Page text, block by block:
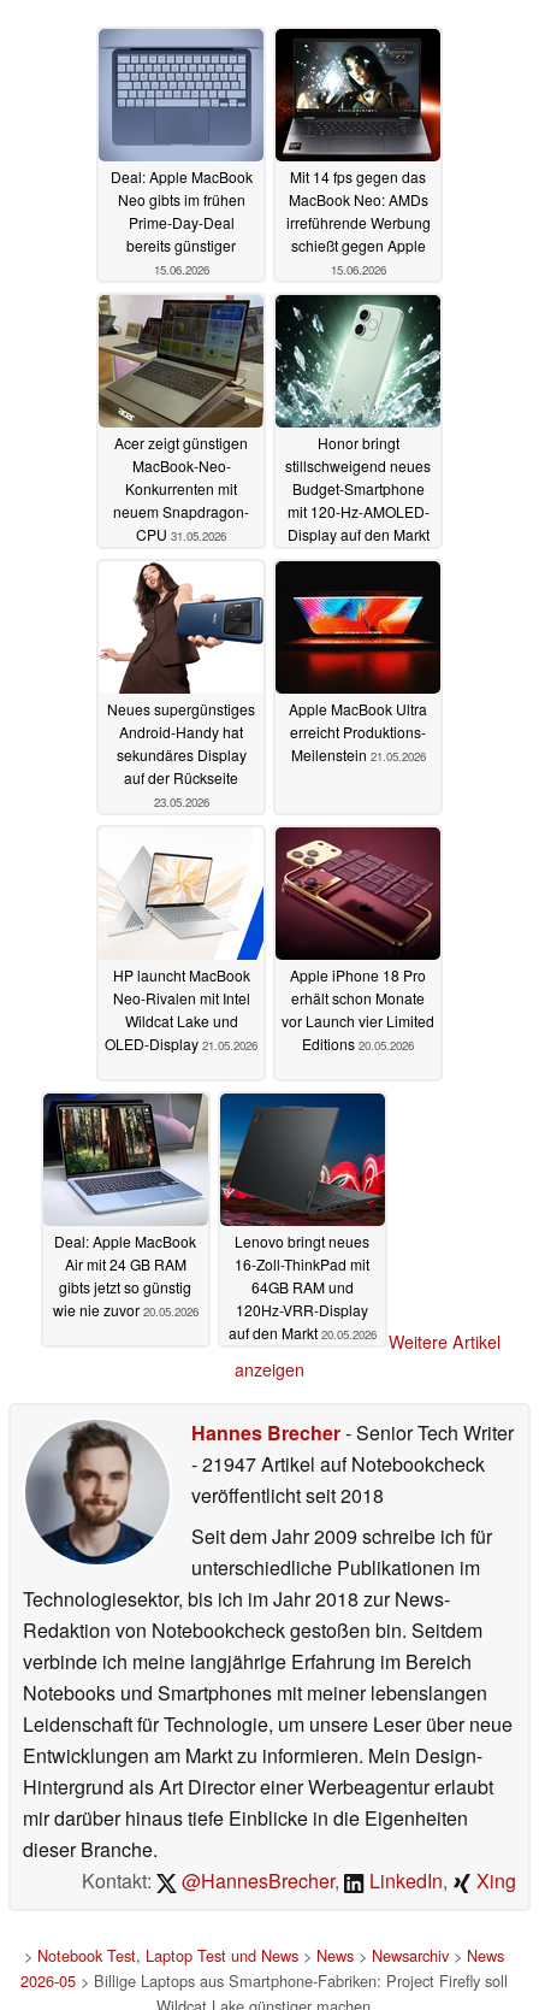
Deal: Apple MacBook
Neo gibts im frühen
Prime-Day-Deal
bereits günstiger
15.06.2026
Mit 14 fps gegen das
MacBook Neo: AMDs
irreführende Werbung
schießt gegen Apple
15.06.2026
Acer zeigt günstigen
MacBook-Neo-
Konkurrenten mit
neuem Snapdragon-
CPU 31.05.2026
Honor bringt
stillschweigend neues
Budget-Smartphone
mit 120-Hz-AMOLED-
Display auf den Markt
26.05.2026
Neues supergünstiges
Android-Handy hat
sekundäres Display
auf der Rückseite
23.05.2026
Apple MacBook Ultra
erreicht Produktions-
Meilenstein 21.05.2026
HP launcht MacBook
Neo-Rivalen mit Intel
Wildcat Lake und
OLED-Display 21.05.2026
Apple iPhone 18 Pro
erhält schon Monate
vor Launch vier Limited
Editions 20.05.2026
Deal: Apple MacBook
Air mit 24 GB RAM
gibts jetzt so günstig
wie nie zuvor 20.05.2026
Lenovo bringt neues
16-Zoll-ThinkPad mit
64GB RAM und
120Hz-VRR-Display
auf den Markt 20.05.2026
Weitere Artikel
anzeigen
Hannes Brecher- Senior Tech Writer
- 21947 Artikel auf Notebookcheck
veröffentlichtseit 2018
Seit dem Jahr 2009 schreibe ich für
unterschiedliche Publikationen im
Technologiesektor, bis ich im Jahr 2018 zur News-
Redaktion von Notebookcheck gestoßen bin. Seitdem
verbinde ich meine langjährige Erfahrung im Bereich
Notebooks und Smartphones mit meiner lebenslangen
Leidenschaft für Technologie, um unsere Leser über neue
Entwicklungen am Markt zu informieren. Mein Design-
Hintergrund als Art Director einer Werbeagentur erlaubt
mir darüber hinaus tiefe Einblicke in die Eigenheiten
dieser Branche.
Kontakt:
@HannesBrecher, LinkedIn, Xing
> Notebook Test, Laptop Test und News> News> Newsarchiv> News
2026-05> Billige Laptops aus Smartphone-Fabriken: Project Firefly soll